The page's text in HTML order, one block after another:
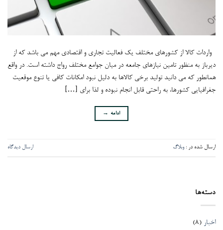
واردات کالا از کشورهای مختلف یک فعالیت تجاری و اقتصادی مهم می باشد که از
دیرباز به منظور تامین نیازهای جامعه در میان جوامع مختلف رواج داشته است. در واقع
همانطور که می دانید تولید برخی کالاها به دلیل نبود امکانات کافی یا تنوع موقعیت
جغرافیایی کشورها، به راحتی قابل انجام نبوده و لذا برای […]
ادامه →
ارسال شده در :وبلاگ ارسال دیدگاه
دسته‌ها
اخبار (8)